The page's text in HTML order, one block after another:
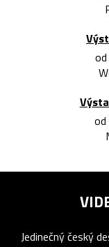
Jedinečný český